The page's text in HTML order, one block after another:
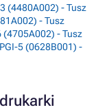
(4480A002) - Tusz
- Tusz
(4705A002) - Tusz
5 (0628B001) -